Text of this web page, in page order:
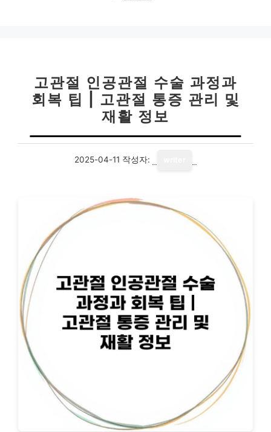
고관절 인공관절 수술 과정과
회복 팁 | 고관절 통증 관리 및
재활 정보
2025-04-11 작성자: